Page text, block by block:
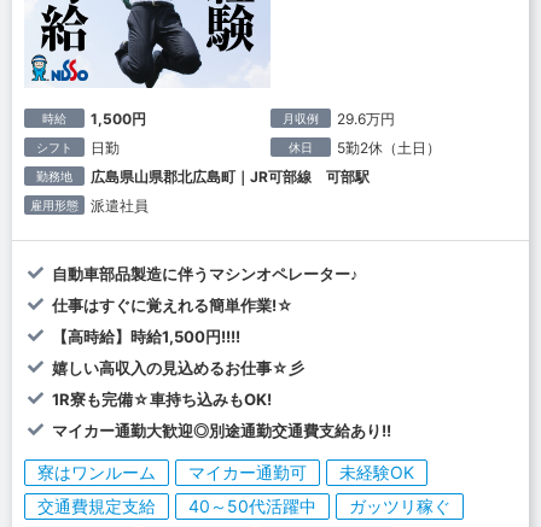
時給 1,500円 月収例 29.6万円
シフト 日勤 休日 5勤2休（土日）
勤務地 広島県山県郡北広島町｜JR可部線 可部駅
雇用形態 派遣社員
自動車部品製造に伴うマシンオペレーター♪
仕事はすぐに覚えれる簡単作業!☆
【高時給】時給1,500円!!!!
嬉しい高収入の見込めるお仕事☆彡
1R寮も完備☆車持ち込みもOK!
マイカー通勤大歓迎◎別途通勤交通費支給あり!!
寮はワンルーム マイカー通勤可
未経験OK
交通費規定支給
40～50代活躍中
ガッツリ稼ぐ